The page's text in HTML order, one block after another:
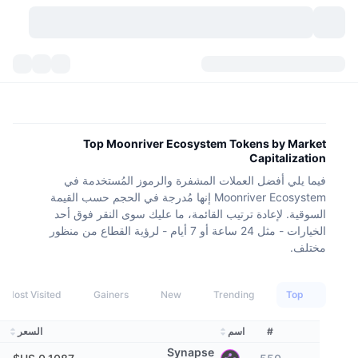
الفئات
فتح قفل التوكنات
عوائد
نظرة عامة للسوق
السوق الفورية
عدد العملات الرقمية
بيتكوين خزائن
بي إن بي خزائن
التريندات
جديد
منصة تداول مركزية:
التداول الفوري (spot)
المشتقات
منصة تداول لامركزية:
API
واجهة برمجة تطبيقات العملات المشفرة
DEX API
Top Moonriver Ecosystem Tokens by Market
Capitalization
فيما يلي أفضل العملات المشفرة والرموز المُستخدمة في
Moonriver Ecosystem إنها مُدرجة في الحجم حسب القيمة
السوقية. لإعادة ترتيب القائمة، ما عليك سوى النقر فوق أحد
الخيارات - مثل 24 ساعة أو 7 أيام - لرؤية القطاع من منظور
مختلف.
Top
Trending
New
Gainers
Most Visited
# اسم السعر
Synapse